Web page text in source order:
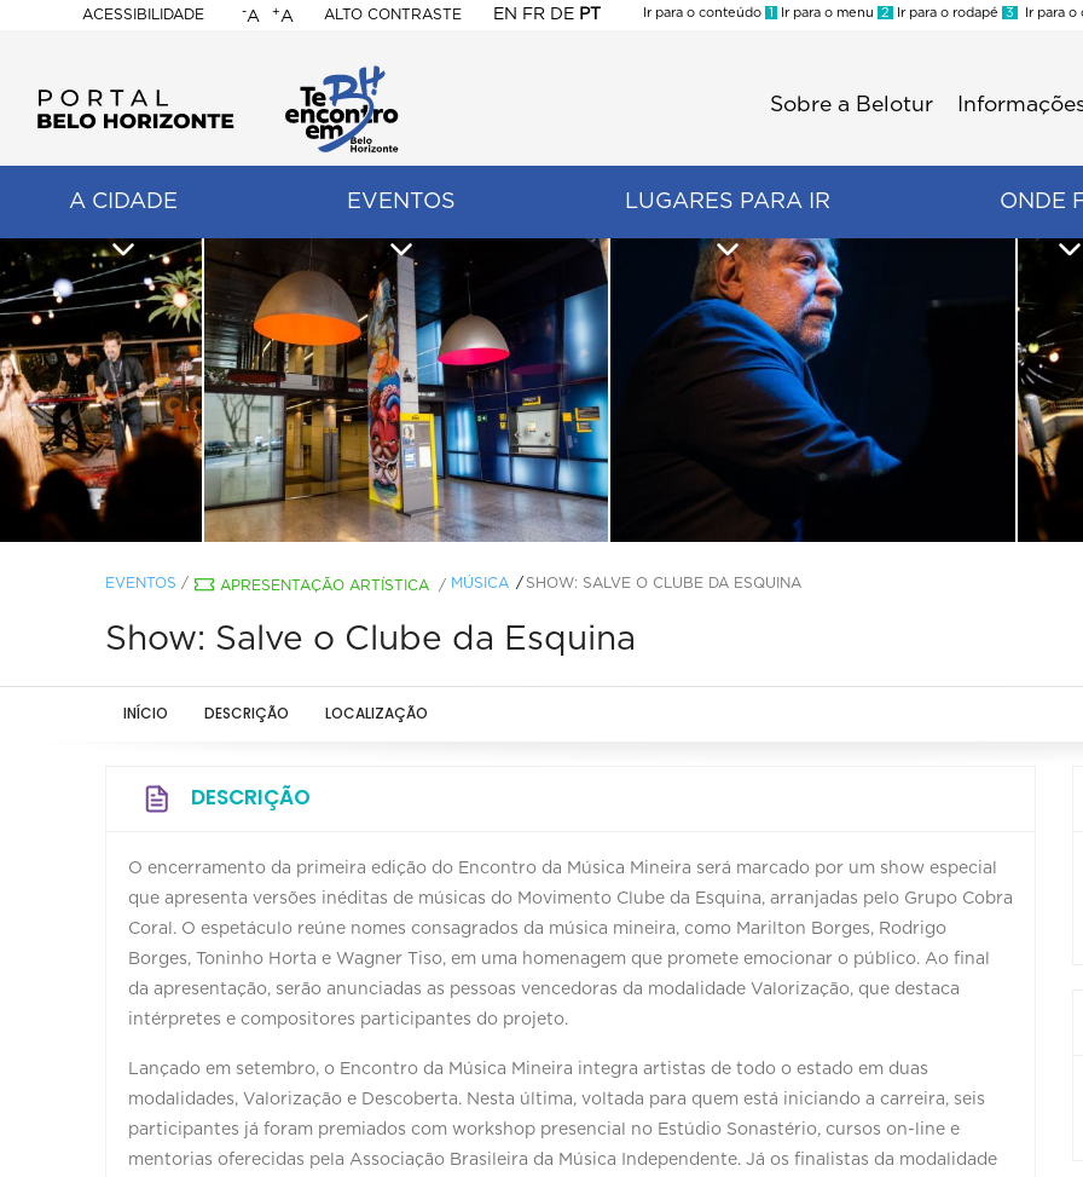
ACESSIBILIDADE
BELO
HORIZONTE
-A +A ALTO CONTRASTE EN FR DE PT
Ir para o conteúdo 1 Ir para o menu 2 Ir para o rodapé 3 Ir para o
Sobre a Belotur
A CIDADE EVENTOS LUGARES PARA IR ONDE
EVENTOS / APRESENTAÇÃO ARTÍSTICA / MÚSICA SHOW: SALVE O CLUBE DA ESQUINA
Show: Salve o Clube da Esquina
INÍCIO DESCRIÇÃO LOCALIZAÇÃO
DESCRIÇÃO
O ChatGPT disse:
O encerramento da primeira edição do Encontro da Música Mineira será marcado por um show especial
que apresenta versões inéditas de músicas do Movimento Clube da Esquina, arranjadas pelo Grupo Cobra
Coral. O espetáculo reúne nomes consagrados da música mineira, como Marilton Borges, Rodrigo
Borges, Toninho Horta e Wagner Tiso, em uma homenagem que promete emocionar o público. Ao final
da apresentação, serão anunciadas as pessoas vencedoras da modalidade Valorização, que destaca
intérpretes e compositores participantes do projeto.
Lançado em setembro, o Encontro da Música Mineira integra artistas de todo o estado em duas
modalidades, Valorização e Descoberta. Nesta última, voltada para quem está iniciando a carreira, seis
participantes já foram premiados com workshop presencial no Estúdio Sonastério, cursos on-line e
mentorias oferecidas pela Associação Brasileira da Música Independente. Já os finalistas da modalidade